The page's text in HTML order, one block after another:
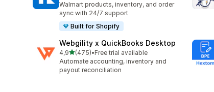
Walmart products, inventory, and order
sync with 24/7 support
Built for Shopify
Webgility x QuickBooks Desktop
4,95 yıldız üzerinden
(475)
toplam 475 değerlendirme
•Free trial available
Automate accounting, inventory and
payout reconciliation